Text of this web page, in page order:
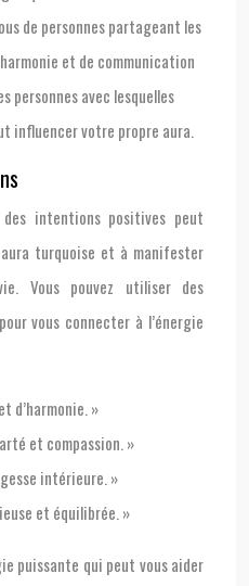
de personnes partageant les
et de communication
personnes avec lesquelles
influencer votre propre aura.
intentions positives peut
turquoise et à manifester
Vous pouvez utiliser des
vous connecter à l’énergie
d’harmonie. »
et compassion. »
intérieure. »
et équilibrée. »
puissante qui peut vous aider